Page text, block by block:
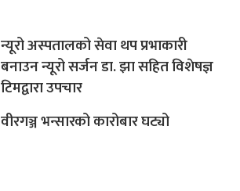
न्यूरो अस्पतालको सेवा थप प्रभाकारी
बनाउन न्यूरो सर्जन डा. झा सहित विशेषज्ञ
टिमद्वारा उपचार
वीरगञ्ज भन्सारको कारोबार घट्यो